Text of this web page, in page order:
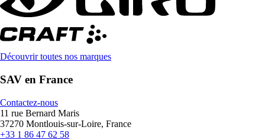
Découvrir toutes nos marques
SAV en France
Contactez-nous
11 rue Bernard Maris
37270 Montlouis-sur-Loire, France
+33 1 86 47 62 58